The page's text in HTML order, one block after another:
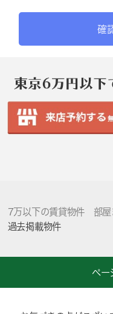
確
7万以下の賃貸物件 部屋
過去掲載物件
ペー